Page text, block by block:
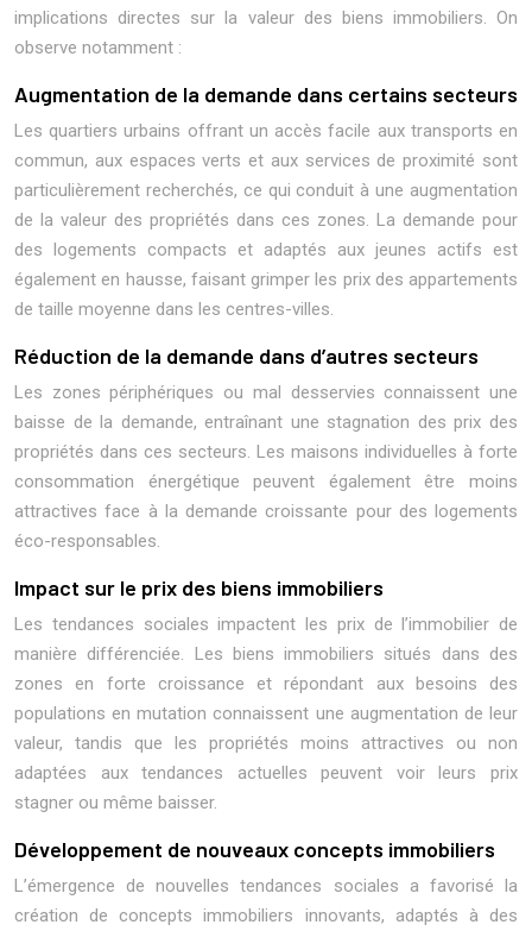
implications directes sur la valeur des biens immobiliers. On
observe notamment :
Augmentation de la demande dans certains secteurs
Les quartiers urbains offrant un accès facile aux transports en
commun, aux espaces verts et aux services de proximité sont
particulièrement recherchés, ce qui conduit à une augmentation
de la valeur des propriétés dans ces zones. La demande pour
des logements compacts et adaptés aux jeunes actifs est
également en hausse, faisant grimper les prix des appartements
de taille moyenne dans les centres-villes.
Réduction de la demande dans d’autres secteurs
Les zones périphériques ou mal desservies connaissent une
baisse de la demande, entraînant une stagnation des prix des
propriétés dans ces secteurs. Les maisons individuelles à forte
consommation énergétique peuvent également être moins
attractives face à la demande croissante pour des logements
éco-responsables.
Impact sur le prix des biens immobiliers
Les tendances sociales impactent les prix de l’immobilier de
manière différenciée. Les biens immobiliers situés dans des
zones en forte croissance et répondant aux besoins des
populations en mutation connaissent une augmentation de leur
valeur, tandis que les propriétés moins attractives ou non
adaptées aux tendances actuelles peuvent voir leurs prix
stagner ou même baisser.
Développement de nouveaux concepts immobiliers
L’émergence de nouvelles tendances sociales a favorisé la
création de concepts immobiliers innovants, adaptés à des